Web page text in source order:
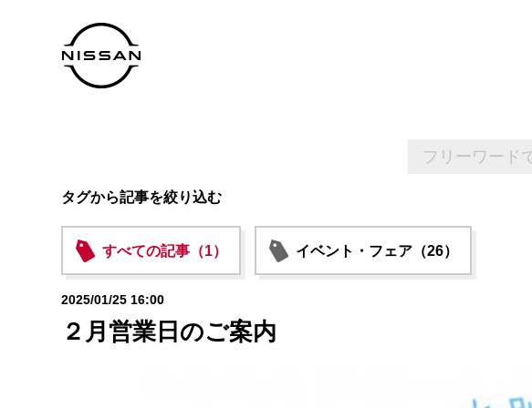
タグから記事を絞り込む
すべての記事（1） イベント・フェア（26）
2025/01/25 16:00
２月営業日のご案内